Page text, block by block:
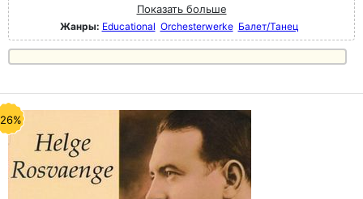
Показать больше
Жанры: Educational Orchesterwerke Балет/Танец